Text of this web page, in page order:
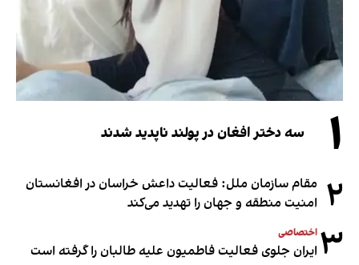
۱ سه دختر افغان در پولند ناپدید شدند
۲ مقام سازمان ملل: فعالیت داعش خراسان در افغانستان
امنیت منطقه و جهان را تهدید می‌کند
۳ اختصاصی
ایران جلوی فعالیت فاطمیون علیه طالبان را گرفته است